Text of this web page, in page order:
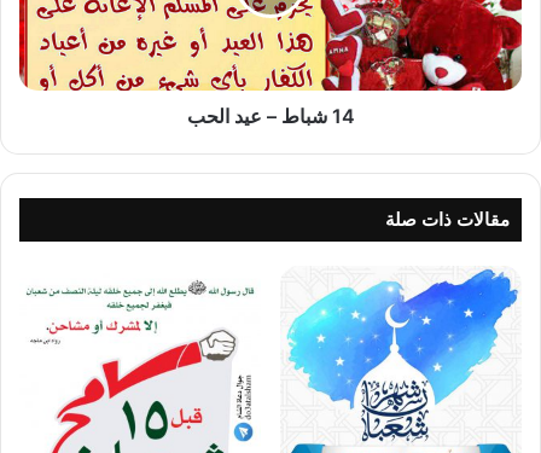
14 شباط – عيد الحب
مقالات ذات صلة